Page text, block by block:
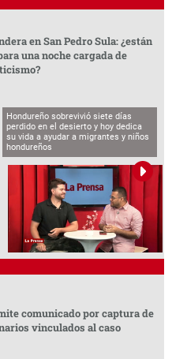
en San Pedro Sula: ¿están
una noche cargada de
Hondureño sobrevivió siete días
perdido en el desierto y hoy dedica
su vida a ayudar a migrantes y niños
hondureños
comunicado por captura de
vinculados al caso